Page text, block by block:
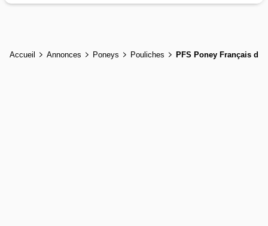
Accueil Annonces Poneys Pouliches PFS Poney Français de